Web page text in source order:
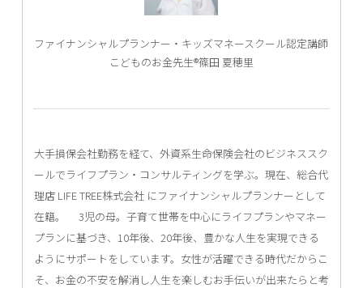
ファイナンシャルプランナー・キッズマネースクール認定講師
こどものお金先生®篠田 夏穂里
大手損保会社勤務を経て、外資系生命保険会社のビジネススク
ールでライフプラン・コンサルティングを学ぶ。現在、総合代
理店 LIFE TREE株式会社 にファイナンシャルプランナーとして
在籍。 3児の母。子育て世帯を中心にライフプランやマネー
プランに基づき、10年後、20年後、豊かな人生を実現できる
ようにサポートをしています。女性が活躍できる時代だからこ
そ、お金の不安を解消し人生を楽しむお手伝いが出来たらと考